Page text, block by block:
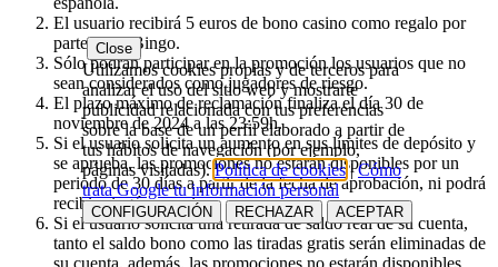
El usuario recibirá 5 euros de bono casino como regalo por
parte de YoBingo.
Sólo podrán participar en la promoción los usuarios que no
sean considerados como jugadores de riesgo.
El plazo máximo de reclamación finaliza el día 30 de
noviembre de 2024 a las 23:59h.
Si el usuario solicita un aumento en sus límites de depósito y
se aprueba, las promociones no estarán disponibles por un
periodo de 30 días a partir de la fecha de aprobación, ni podrá
recibir ningún premio.
Si el usuario solicita una retirada de saldo real de su cuenta,
tanto el saldo bono como las tiradas gratis serán eliminadas de
Close
Utilizamos cookies propias y de terceros para
analizar el uso del sitio web y mostrarte
publicidad relacionada con tus preferencias
sobre la base de un perfil elaborado a partir de
tus hábitos de navegación (por ejemplo,
páginas visitadas).Política de cookies|Cómo
trata Google tu información personal
CONFIGURACIÓN RECHAZAR ACEPTAR